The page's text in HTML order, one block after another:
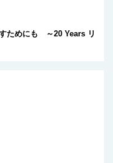
ためにも ～20 Years リ